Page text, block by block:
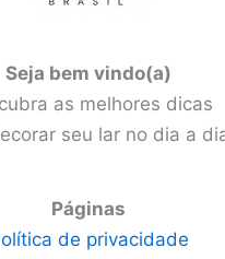
Seja bem vindo(a)
as melhores dicas
seu lar no dia a
Páginas
de privacidade